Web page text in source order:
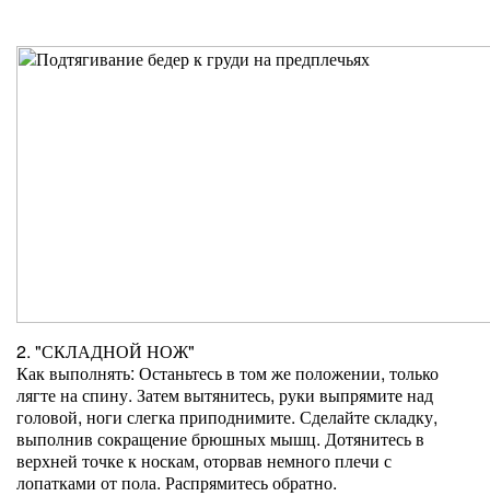
2. "СКЛАДНОЙ НОЖ"
Как выполнять: Останьтесь в том же положении, только
лягте на спину. Затем вытянитесь, руки выпрямите над
головой, ноги слегка приподнимите. Сделайте складку,
выполнив сокращение брюшных мышц. Дотянитесь в
верхней точке к носкам, оторвав немного плечи с
лопатками от пола. Распрямитесь обратно.